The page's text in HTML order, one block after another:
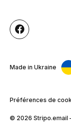
Made in Ukraine
Préférences de
© 2026 Stripо.email